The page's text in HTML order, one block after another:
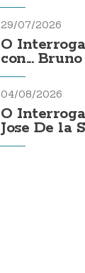
29/07/2026
O
con...
04/08/2026
O
Jose De la